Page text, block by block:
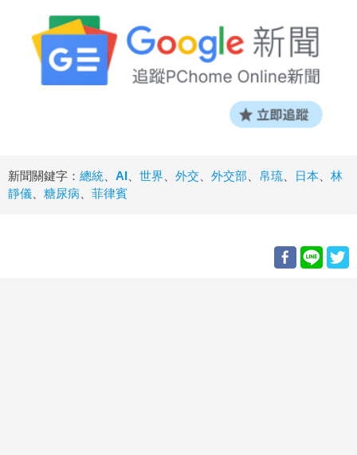
新聞關鍵字： 總統 AI 世界 外交 外交部 帛琉 日本
林
靜儀
糖尿病 菲律賓